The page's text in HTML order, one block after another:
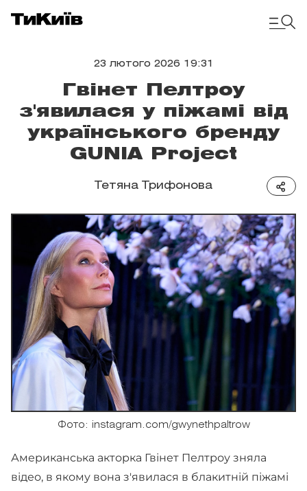
23 лютого 2026 19:31
Гвінет Пелтроу
з'явилася у піжамі від
українського бренду
GUNIA Project
Тетяна Трифонова
Фото: instagram.com/gwynethpaltrow
Американська акторка Гвінет Пелтроу зняла
відео, в якому вона з'явилася в блакитній піжамі